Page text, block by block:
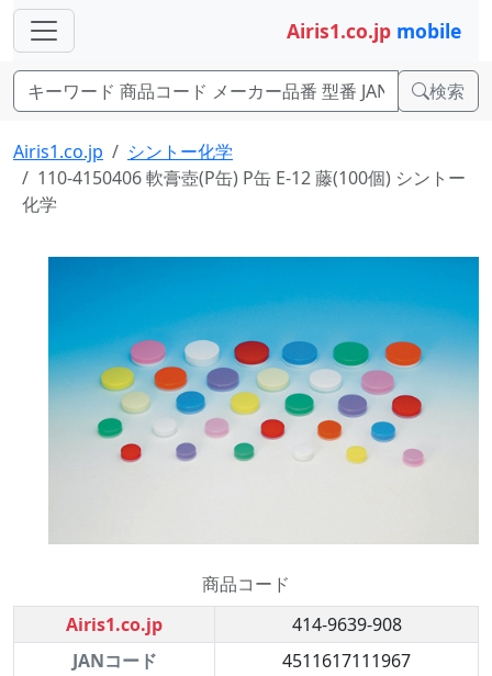
Airis1.co.jp mobile
検索
Airis1.co.jp
シントー化学
110-4150406 軟膏壺(P缶) P缶 E-12 藤(100個) シントー
化学
商品コード
Airis1.co.jp
414-9639-908
JANコード
4511617111967